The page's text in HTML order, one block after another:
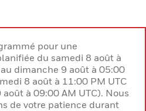
pour une
du samedi 8 août à
dimanche 9 août à 05:00
8 août à 11:00 PM UTC
à 09:00 AM UTC). Nous
de votre patience durant